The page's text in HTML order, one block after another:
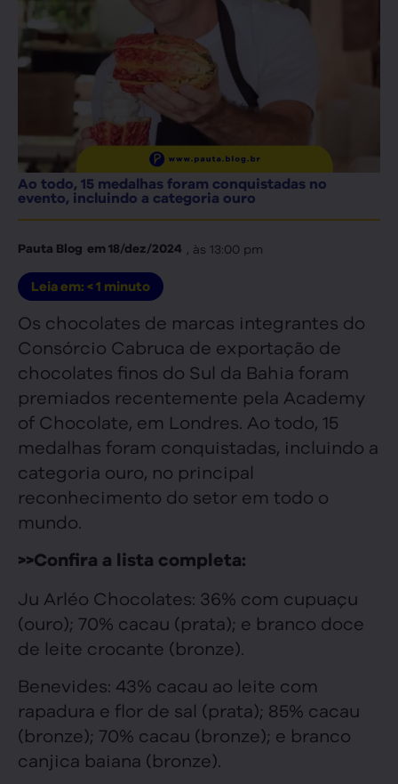
Ao todo, 15 medalhas foram conquistadas no
evento, incluindo a categoria ouro
Pauta Blog em18/dez/2024 , às 13:00 pm
Leia em: < 1 minuto
Os chocolates de marcas integrantes do
Consórcio Cabruca de exportação de
chocolates finos do Sul da Bahia foram
premiados recentemente pela Academy
of Chocolate, em Londres. Ao todo, 15
medalhas foram conquistadas, incluindo a
categoria ouro, no principal
reconhecimento do setor em todo o
mundo.
>>Confira a lista completa:
Ju Arléo Chocolates: 36% com cupuaçu
(ouro); 70% cacau (prata); e branco doce
de leite crocante (bronze).
Benevides: 43% cacau ao leite com
rapadura e flor de sal (prata); 85% cacau
(bronze); 70% cacau (bronze); e branco
canjica baiana (bronze).